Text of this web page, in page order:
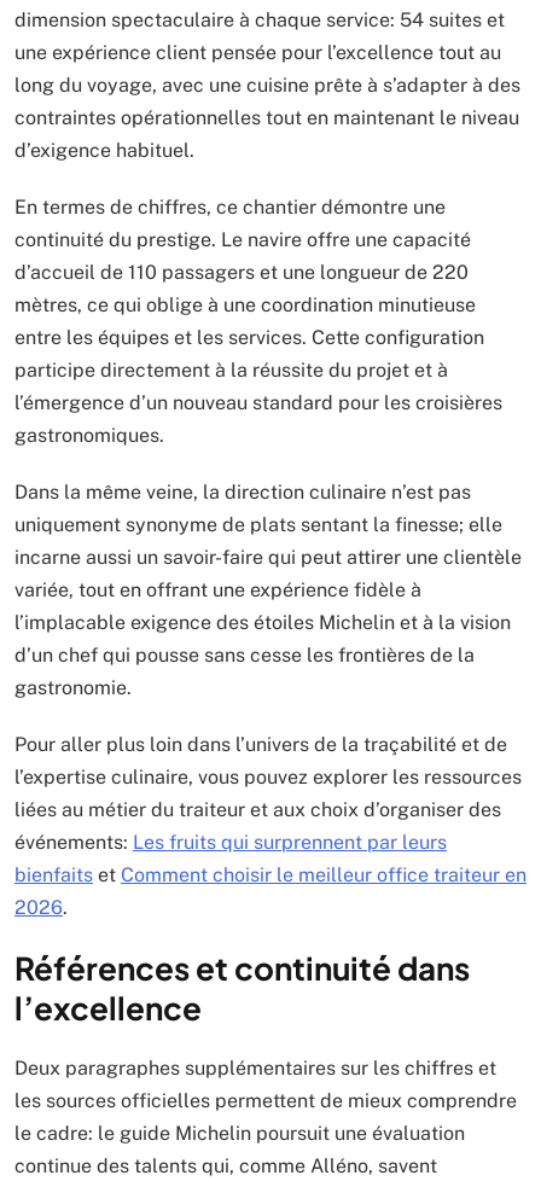
dimension spectaculaire à chaque service: 54 suites et
une expérience client pensée pour l’excellence tout au
long du voyage, avec une cuisine prête à s’adapter à des
contraintes opérationnelles tout en maintenant le niveau
d’exigence habituel.
En termes de chiffres, ce chantier démontre une
continuité du prestige. Le navire offre une capacité
d’accueil de 110 passagers et une longueur de 220
mètres, ce qui oblige à une coordination minutieuse
entre les équipes et les services. Cette configuration
participe directement à la réussite du projet et à
l’émergence d’un nouveau standard pour les croisières
gastronomiques.
Dans la même veine, la direction culinaire n’est pas
uniquement synonyme de plats sentant la finesse; elle
incarne aussi un savoir-faire qui peut attirer une clientèle
variée, tout en offrant une expérience fidèle à
l’implacable exigence des étoiles Michelin et à la vision
d’un chef qui pousse sans cesse les frontières de la
gastronomie.
Pour aller plus loin dans l’univers de la traçabilité et de
l’expertise culinaire, vous pouvez explorer les ressources
liées au métier du traiteur et aux choix d’organiser des
événements: Les fruits qui surprennent par leurs
bienfaits et Comment choisir le meilleur office traiteur en
2026.
Références et continuité dans
l’excellence
Deux paragraphes supplémentaires sur les chiffres et
les sources officielles permettent de mieux comprendre
le cadre: le guide Michelin poursuit une évaluation
continue des talents qui, comme Alléno, savent